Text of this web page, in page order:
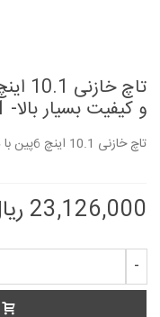
و کیفیت بسیار بالا- 10.1 inch
تاچ خازنی 10.1 اینچ 6پین با درایور GT928 - کویر الکترونیک
23,126,000 ریال
-